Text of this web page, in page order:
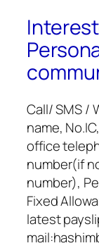
Call/ SMS /
name,
office
number(if
number),
Fixed
latest